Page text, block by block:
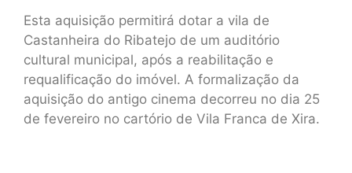
Esta aquisição permitirá dotar a vila de
Castanheira do Ribatejo de um auditório
cultural municipal, após a reabilitação e
requalificação do imóvel. A formalização da
aquisição do antigo cinema decorreu no dia 25
de fevereiro no cartório de Vila Franca de Xira.